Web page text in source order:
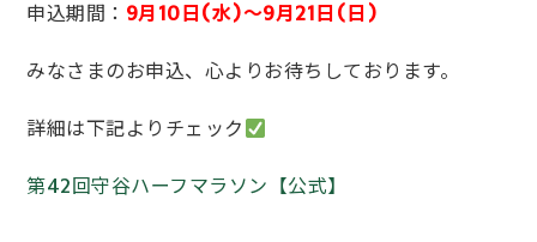
申込期間： 9月10日(水)～9月21日(日)
みなさまのお申込、心よりお待ちしております。
詳細は下記よりチェック
第42回守谷ハーフマラソン【公式】